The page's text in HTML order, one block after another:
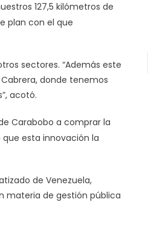
127,5 kilómetros de
plan con el que
sectores. “Además este
donde tenemos
acotó.
Carabobo a comprar la
esta innovación la
de Venezuela,
materia de gestión pública